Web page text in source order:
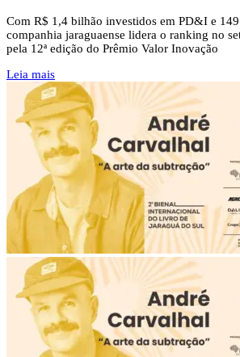
Com R$ 1,4 bilhão investidos em PD&I e
companhia jaraguaense lidera o ranking no
pela 12ª edição do Prêmio Valor Inovação
Leia mais